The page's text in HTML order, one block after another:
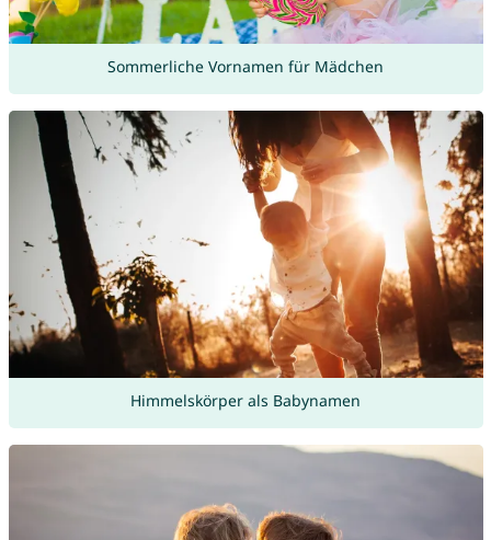
Sommerliche Vornamen für Mädchen
Himmelskörper als Babynamen